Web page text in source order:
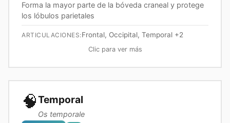
Forma la mayor parte de la bóveda craneal y protege
los lóbulos parietales
ARTICULACIONES:Frontal, Occipital, Temporal+2
Clic para ver más
🧠Temporal
Os temporale